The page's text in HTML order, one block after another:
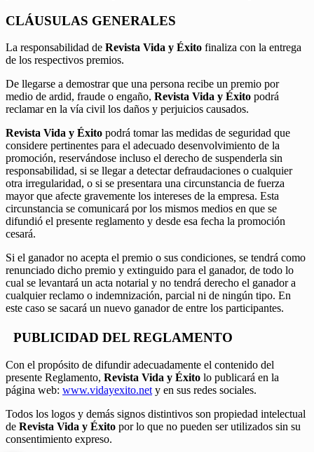
CLÁUSULAS GENERALES
La responsabilidad de Revista Vida y Éxito finaliza con la entrega
de los respectivos premios.
De llegarse a demostrar que una persona recibe un premio por
medio de ardid, fraude o engaño, Revista Vida y Éxito podrá
reclamar en la vía civil los daños y perjuicios causados.
Revista Vida y Éxito podrá tomar las medidas de seguridad que
considere pertinentes para el adecuado desenvolvimiento de la
promoción, reservándose incluso el derecho de suspenderla sin
responsabilidad, si se llegar a detectar defraudaciones o cualquier
otra irregularidad, o si se presentara una circunstancia de fuerza
mayor que afecte gravemente los intereses de la empresa. Esta
circunstancia se comunicará por los mismos medios en que se
difundió el presente reglamento y desde esa fecha la promoción
cesará.
Si el ganador no acepta el premio o sus condiciones, se tendrá como
renunciado dicho premio y extinguido para el ganador, de todo lo
cual se levantará un acta notarial y no tendrá derecho el ganador a
cualquier reclamo o indemnización, parcial ni de ningún tipo. En
este caso se sacará un nuevo ganador de entre los participantes.
PUBLICIDAD DEL REGLAMENTO
Con el propósito de difundir adecuadamente el contenido del
presente Reglamento, Revista Vida y Éxito lo publicará en la
página web: www.vidayexito.net y en sus redes sociales.
Todos los logos y demás signos distintivos son propiedad intelectual
de Revista Vida y Éxito por lo que no pueden ser utilizados sin su
consentimiento expreso.